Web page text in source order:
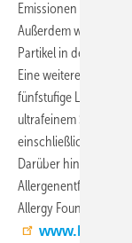
Emissionen
Außerdem wurde sie
Partikel in der
Eine weitere
fünfstufige
ultrafeinem Staub,
einschließlich
Darüber hinaus
Allergy Foundation
www.lg.com